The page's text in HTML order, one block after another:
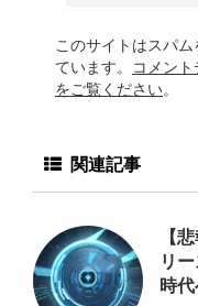
このサイトはスパ
ています。
コメン
をご覧ください。
関連記事
【
リ
時